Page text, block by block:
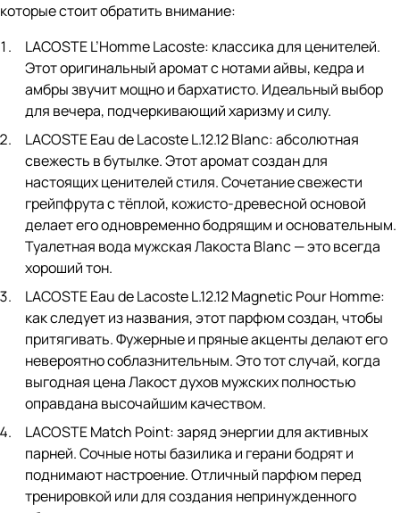
которые стоит обратить внимание:
LACOSTE L’Homme Lacoste: классика для ценителей.
Этот оригинальный аромат с нотами айвы, кедра и
амбры звучит мощно и бархатисто. Идеальный выбор
для вечера, подчеркивающий харизму и силу.
LACOSTE Eau de Lacoste L.12.12 Blanc: абсолютная
свежесть в бутылке. Этот аромат создан для
настоящих ценителей стиля. Сочетание свежести
грейпфрута с тёплой, кожисто-древесной основой
делает его одновременно бодрящим и основательным.
Туалетная вода мужская Лакоста Blanc — это всегда
хороший тон.
LACOSTE Eau de Lacoste L.12.12 Magnetic Pour Homme:
как следует из названия, этот парфюм создан, чтобы
притягивать. Фужерные и пряные акценты делают его
невероятно соблазнительным. Это тот случай, когда
выгодная цена Лакост духов мужских полностью
оправдана высочайшим качеством.
LACOSTE Match Point: заряд энергии для активных
парней. Сочные ноты базилика и герани бодрят и
поднимают настроение. Отличный парфюм перед
тренировкой или для создания непринужденного